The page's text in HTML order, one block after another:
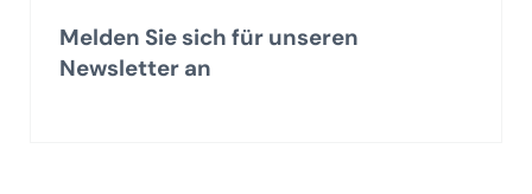
Melden Sie sich für unseren
Newsletter an